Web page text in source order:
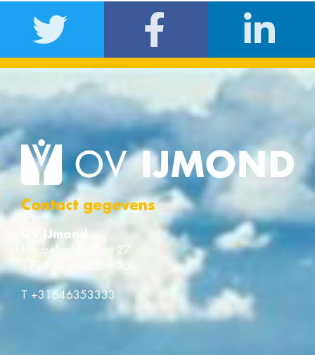
Contact gegevens
OV IJmond
Meubelmakerstraat 27
1991 JD VELSERBROEK
T +31646353333